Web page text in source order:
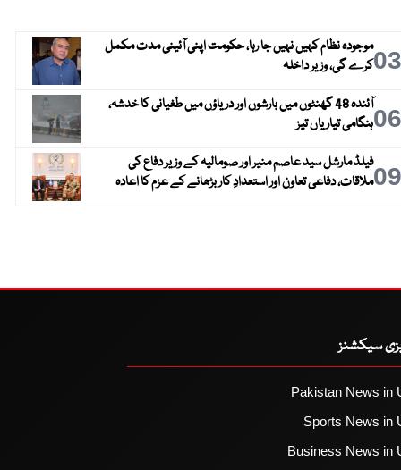
03موجودہ نظام کہیں نہیں جا رہا، حکومت اپنی آئینی مدت مکمل
کرے گی، وزیر داخلہ
06
آئندہ 48 گھنٹوں میں بارشوں اور دریاؤں میں طغیانی کا خدشہ،
ہنگامی تیاریاں تیز
09فیلڈ مارشل سید عاصم منیر اور صومالیہ کے وزیر دفاع کی
ملاقات، دفاعی تعاون اور استعدادِ کار بڑھانے کے عزم کا اعادہ
سیکشنز
Pakistan News in
Sports News in
Business News in